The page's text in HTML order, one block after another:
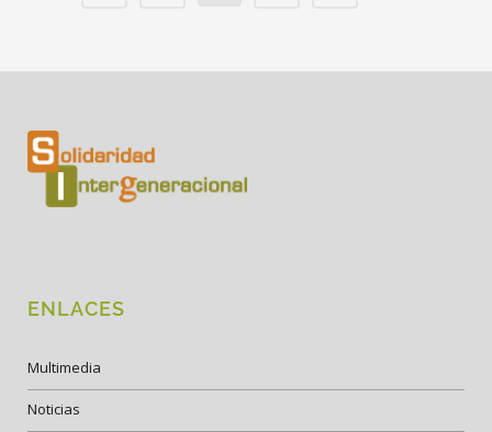
ENLACES
Multimedia
Noticias